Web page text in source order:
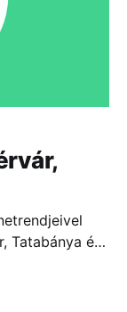
Tatabánya és
alábbiak...